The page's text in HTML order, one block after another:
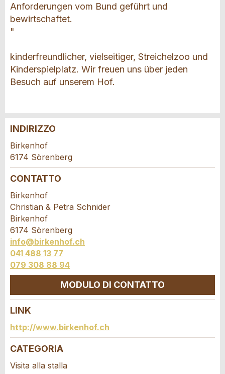
Anforderungen vom Bund geführt und
bewirtschaftet.
"
kinderfreundlicher, vielseitiger, Streichelzoo und
Kinderspielplatz. Wir freuen uns über jeden
Besuch auf unserem Hof.
Contestare l'annuncio
Il tuo feedback è molto apprezzato!
Feedback generale
Questo annuncio non è più valido
Annuncio incompleto
Nachricht
Consigliamo l'annuncio
Raccomando questo annuncio agli amici.
* Ingresso richiesto
CONSIGLIAMO L'ANNUNCIO
Chiudi
INDIRIZZO
Birkenhof
6174 Sörenberg
CONTATTO
Birkenhof
Christian & Petra Schnider
Birkenhof
6174 Sörenberg
info@birkenhof.ch
041 488 13 77
079 308 88 94
MODULO DI CONTATTO
Contatto
Scrivere un messaggio per tutte le persone da
contattare per questo annuncio.
LINK
http://www.birkenhof.ch
CATEGORIA
Visita alla stalla